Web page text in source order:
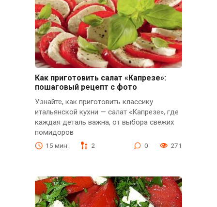
Как приготовить салат «Капрезе»:
пошаговый рецепт с фото
Узнайте, как приготовить классику
итальянской кухни — салат «Капрезе», где
каждая деталь важна, от выбора свежих
помидоров
15 мин. 2 0 271